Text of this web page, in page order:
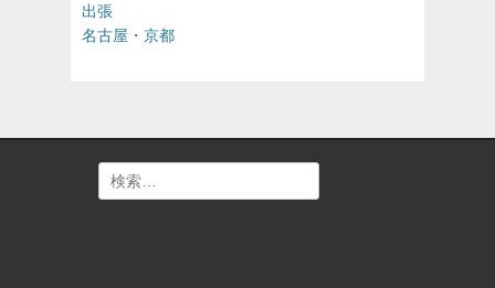
ー
稿
ナ
シ
ョ
ン
投
出張
名古屋・京都
索: